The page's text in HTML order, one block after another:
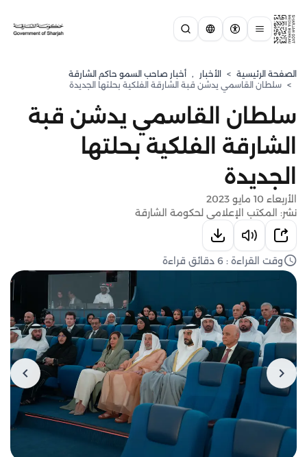
الصفحة الرئيسية > الأخبار , أخبار صاحب السمو حاكم الشارقة
> سلطان القاسمي يدشن قبة الشارقة الفلكية بحلتها الجديدة
سلطان القاسمي يدشن قبة
الشارقة الفلكية بحلتها
الجديدة
الأربعاء 10 مايو 2023
نشر: المكتب الإعلامي لحكومة الشارقة
وقت القراءة : 6 دقائق قراءة